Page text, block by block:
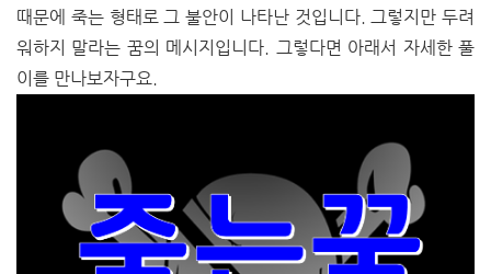
때문에 죽는 형태로 그 불안이 나타난 것입니다. 그렇지만 두려
워하지 말라는 꿈의 메시지입니다. 그렇다면 아래서 자세한 풀
이를 만나보자구요.